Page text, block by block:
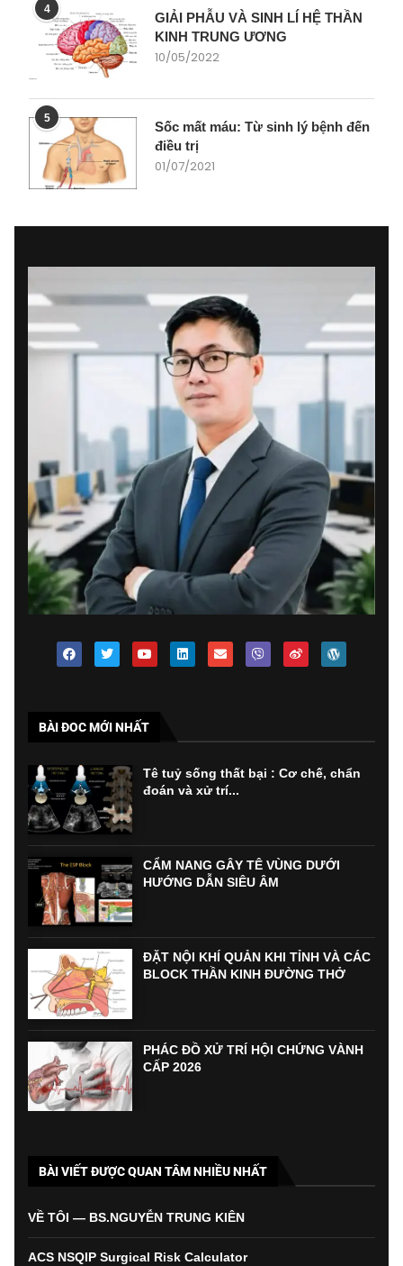
4
GIẢI PHẪU VÀ SINH LÍ HỆ THẦN
KINH TRUNG ƯƠNG
10/05/2022
5
Sốc mất máu: Từ sinh lý bệnh đến
điều trị
01/07/2021
BÀI ĐOC MỚI NHẤT
Tê tuỷ sống thất bại : Cơ chế, chẩn
đoán và xử trí...
CẨM NANG GÂY TÊ VÙNG DƯỚI
HƯỚNG DẪN SIÊU ÂM
ĐẶT NỘI KHÍ QUẢN KHI TỈNH VÀ CÁC
BLOCK THẦN KINH ĐƯỜNG THỞ
PHÁC ĐỒ XỬ TRÍ HỘI CHỨNG VÀNH
CẤP 2026
BÀI VIẾT ĐƯỢC QUAN TÂM NHIỀU NHẤT
VỀ TÔI — BS.NGUYỄN TRUNG KIÊN
ACS NSQIP Surgical Risk Calculator